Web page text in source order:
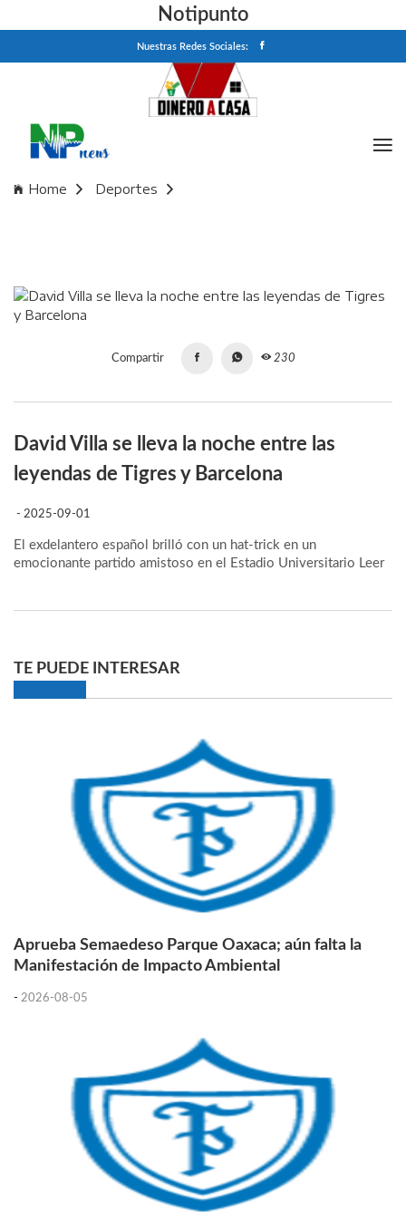
Notipunto
Nuestras Redes Sociales:
Home
Deportes
Compartir 230
David Villa se lleva la noche entre las
leyendas de Tigres y Barcelona
- 2025-09-01
El exdelantero español brilló con un hat-trick en un
emocionante partido amistoso en el Estadio Universitario Leer
TE PUEDE INTERESAR
Aprueba Semaedeso Parque Oaxaca; aún falta la
Manifestación de Impacto Ambiental
- 2026-08-05